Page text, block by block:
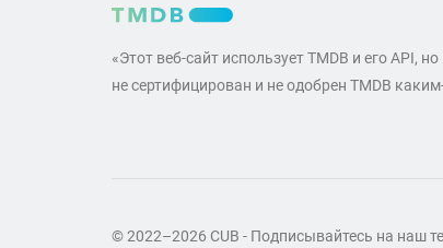
«Этот веб-сайт использует TMDB и его API,
не сертифицирован и не одобрен TMDB
© 2022–2026 CUB - Подписывайтесь на наш